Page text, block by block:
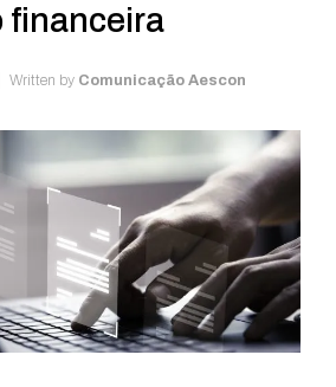
financeira
Written by Comunicação Aescon